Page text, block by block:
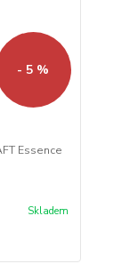
- 5 %
Essence
Skladem